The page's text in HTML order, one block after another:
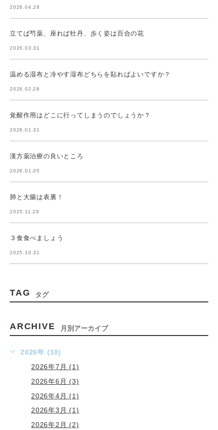
2026.04.28
立てば芍薬、座れば牡丹、歩く姿は百合の花
2026.03.31
温める湿布と冷やす湿布どちらを貼ればよいですか？
2026.02.28
覚醒作用はどこに行ってしまうのでしょうか？
2026.01.31
漢方薬治療の良いところ
2026.01.05
肺と大腸は表裏！
2025.11.29
３食食べましょう
2025.10.31
TAG タグ
ARCHIVE 月別アーカイブ
2026年 (10)
2026年7月 (1)
2026年6月 (3)
2026年4月 (1)
2026年3月 (1)
2026年2月 (2)